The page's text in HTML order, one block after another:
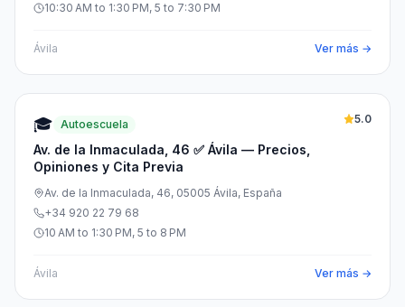
10:30 AM to 1:30 PM, 5 to 7:30 PM
Ávila Ver más →
🎓 Autoescuela
Av. de la Inmaculada, 46 ✅ Ávila — Precios,
Opiniones y Cita Previa
5.0
Av. de la Inmaculada, 46, 05005 Ávila, España
+34 920 22 79 68
10 AM to 1:30 PM, 5 to 8 PM
Ávila Ver más →